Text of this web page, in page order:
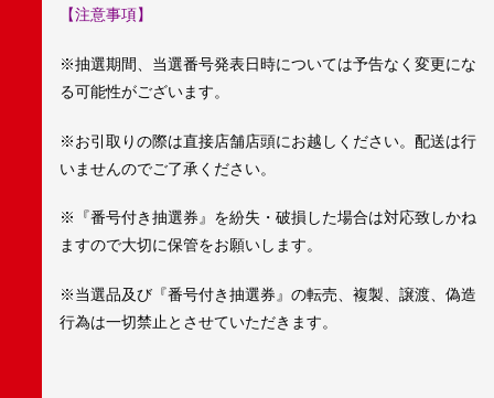
【注意事項】
※抽選期間、当選番号発表日時については予告なく変更にな
る可能性がございます。
※お引取りの際は直接店舗店頭にお越しください。配送は行
いませんのでご了承ください。
※『番号付き抽選券』を紛失・破損した場合は対応致しかね
ますので大切に保管をお願いします。
※当選品及び『番号付き抽選券』の転売、複製、譲渡、偽造
行為は一切禁止とさせていただきます。